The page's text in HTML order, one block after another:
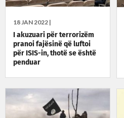
18 JAN 2022 |
I akuzuari për terrorizëm
pranoi fajësinë që luftoi
për ISIS-in, thotë se është
penduar